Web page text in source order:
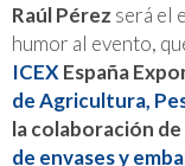
Raúl Pérez será el
humor al evento,
ICEX España
de Agricultura,
la colaboración de
de envases y